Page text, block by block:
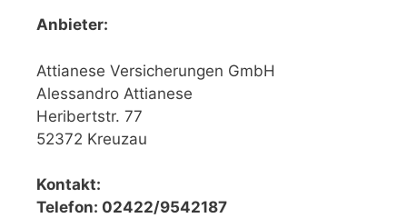
Anbieter:
Attianese Versicherungen GmbH
Alessandro Attianese
Heribertstr. 77
52372 Kreuzau
Kontakt:
Telefon: 02422/9542187